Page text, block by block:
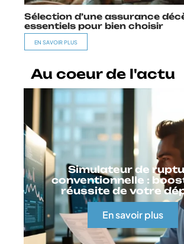
Sélection d’une assurance
essentiels pour bien choisir
EN SAVOIR PLUS
Au coeur de l'actu
Simulateur de
conventionnelle :
réussite de votre
En savoir plus